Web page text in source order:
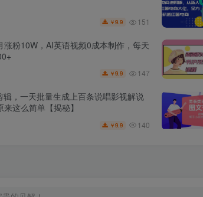
￥9.9 151
涨粉10W，AI英语视频0成本制作，每天
￥9.9 147
辑，一天批量生成上百条说唱影视解说
这么简单【揭秘】
￥9.9 140